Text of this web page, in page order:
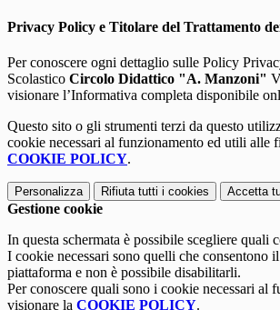
Privacy Policy e Titolare del Trattamento
Per conoscere ogni dettaglio sulle Policy
Scolastico Circolo Didattico "A. Manzoni"
visionare l’Informativa completa disponibile
Questo sito o gli strumenti terzi da questo
cookie necessari al funzionamento ed utili alle
COOKIE POLICY.
Personalizza Rifiuta tutti i cookies Accetta
Gestione cookie
In questa schermata è possibile scegliere quali
I cookie necessari sono quelli che consentono
piattaforma e non è possibile disabilitarli.
Per conoscere quali sono i cookie necessari al
visionare la COOKIE POLICY.